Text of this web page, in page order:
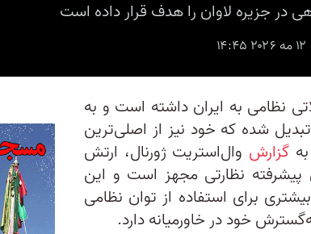
در جزیره لاوان را هدف قرار داده است
نظامی به ایران داشته است و به
شده که خود نیز از اصلی‌ترین
گزارش وال‌استریت ژورنال، ارتش
نظارتی مجهز است و این
برای استفاده از توان نظامی
خود در خاورمیانه دارد.